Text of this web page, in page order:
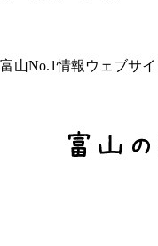
富山No.1情報ウェブサイ